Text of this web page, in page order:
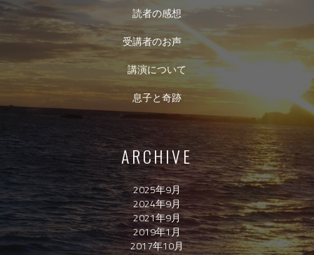
読者の感想
受講者のお声
講演について
息子と奇跡
ARCHIVE
2025年9月
2024年9月
2021年9月
2019年1月
2017年10月